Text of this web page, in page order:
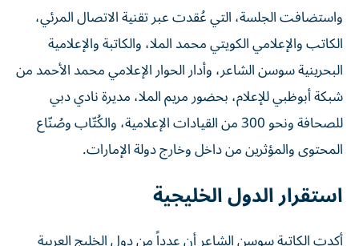
واستضافت الجلسة، التي عُقدت عبر تقنية الاتصال المرئي،
الكاتب والإعلامي الكويتي محمد الملا، والكاتبة والإعلامية
البحرينية سوسن الشاعر، وأدار الحوار الإعلامي محمد الأحمد من
شبكة أبوظبي للإعلام، بحضور مريم الملا، مديرة نادي دبي
للصحافة ونحو 300 من القيادات الإعلامية، والكُتّاب وصُنّاع
المحتوى والمؤثرين من داخل وخارج دولة الإمارات.
استقرار الدول الخليجية